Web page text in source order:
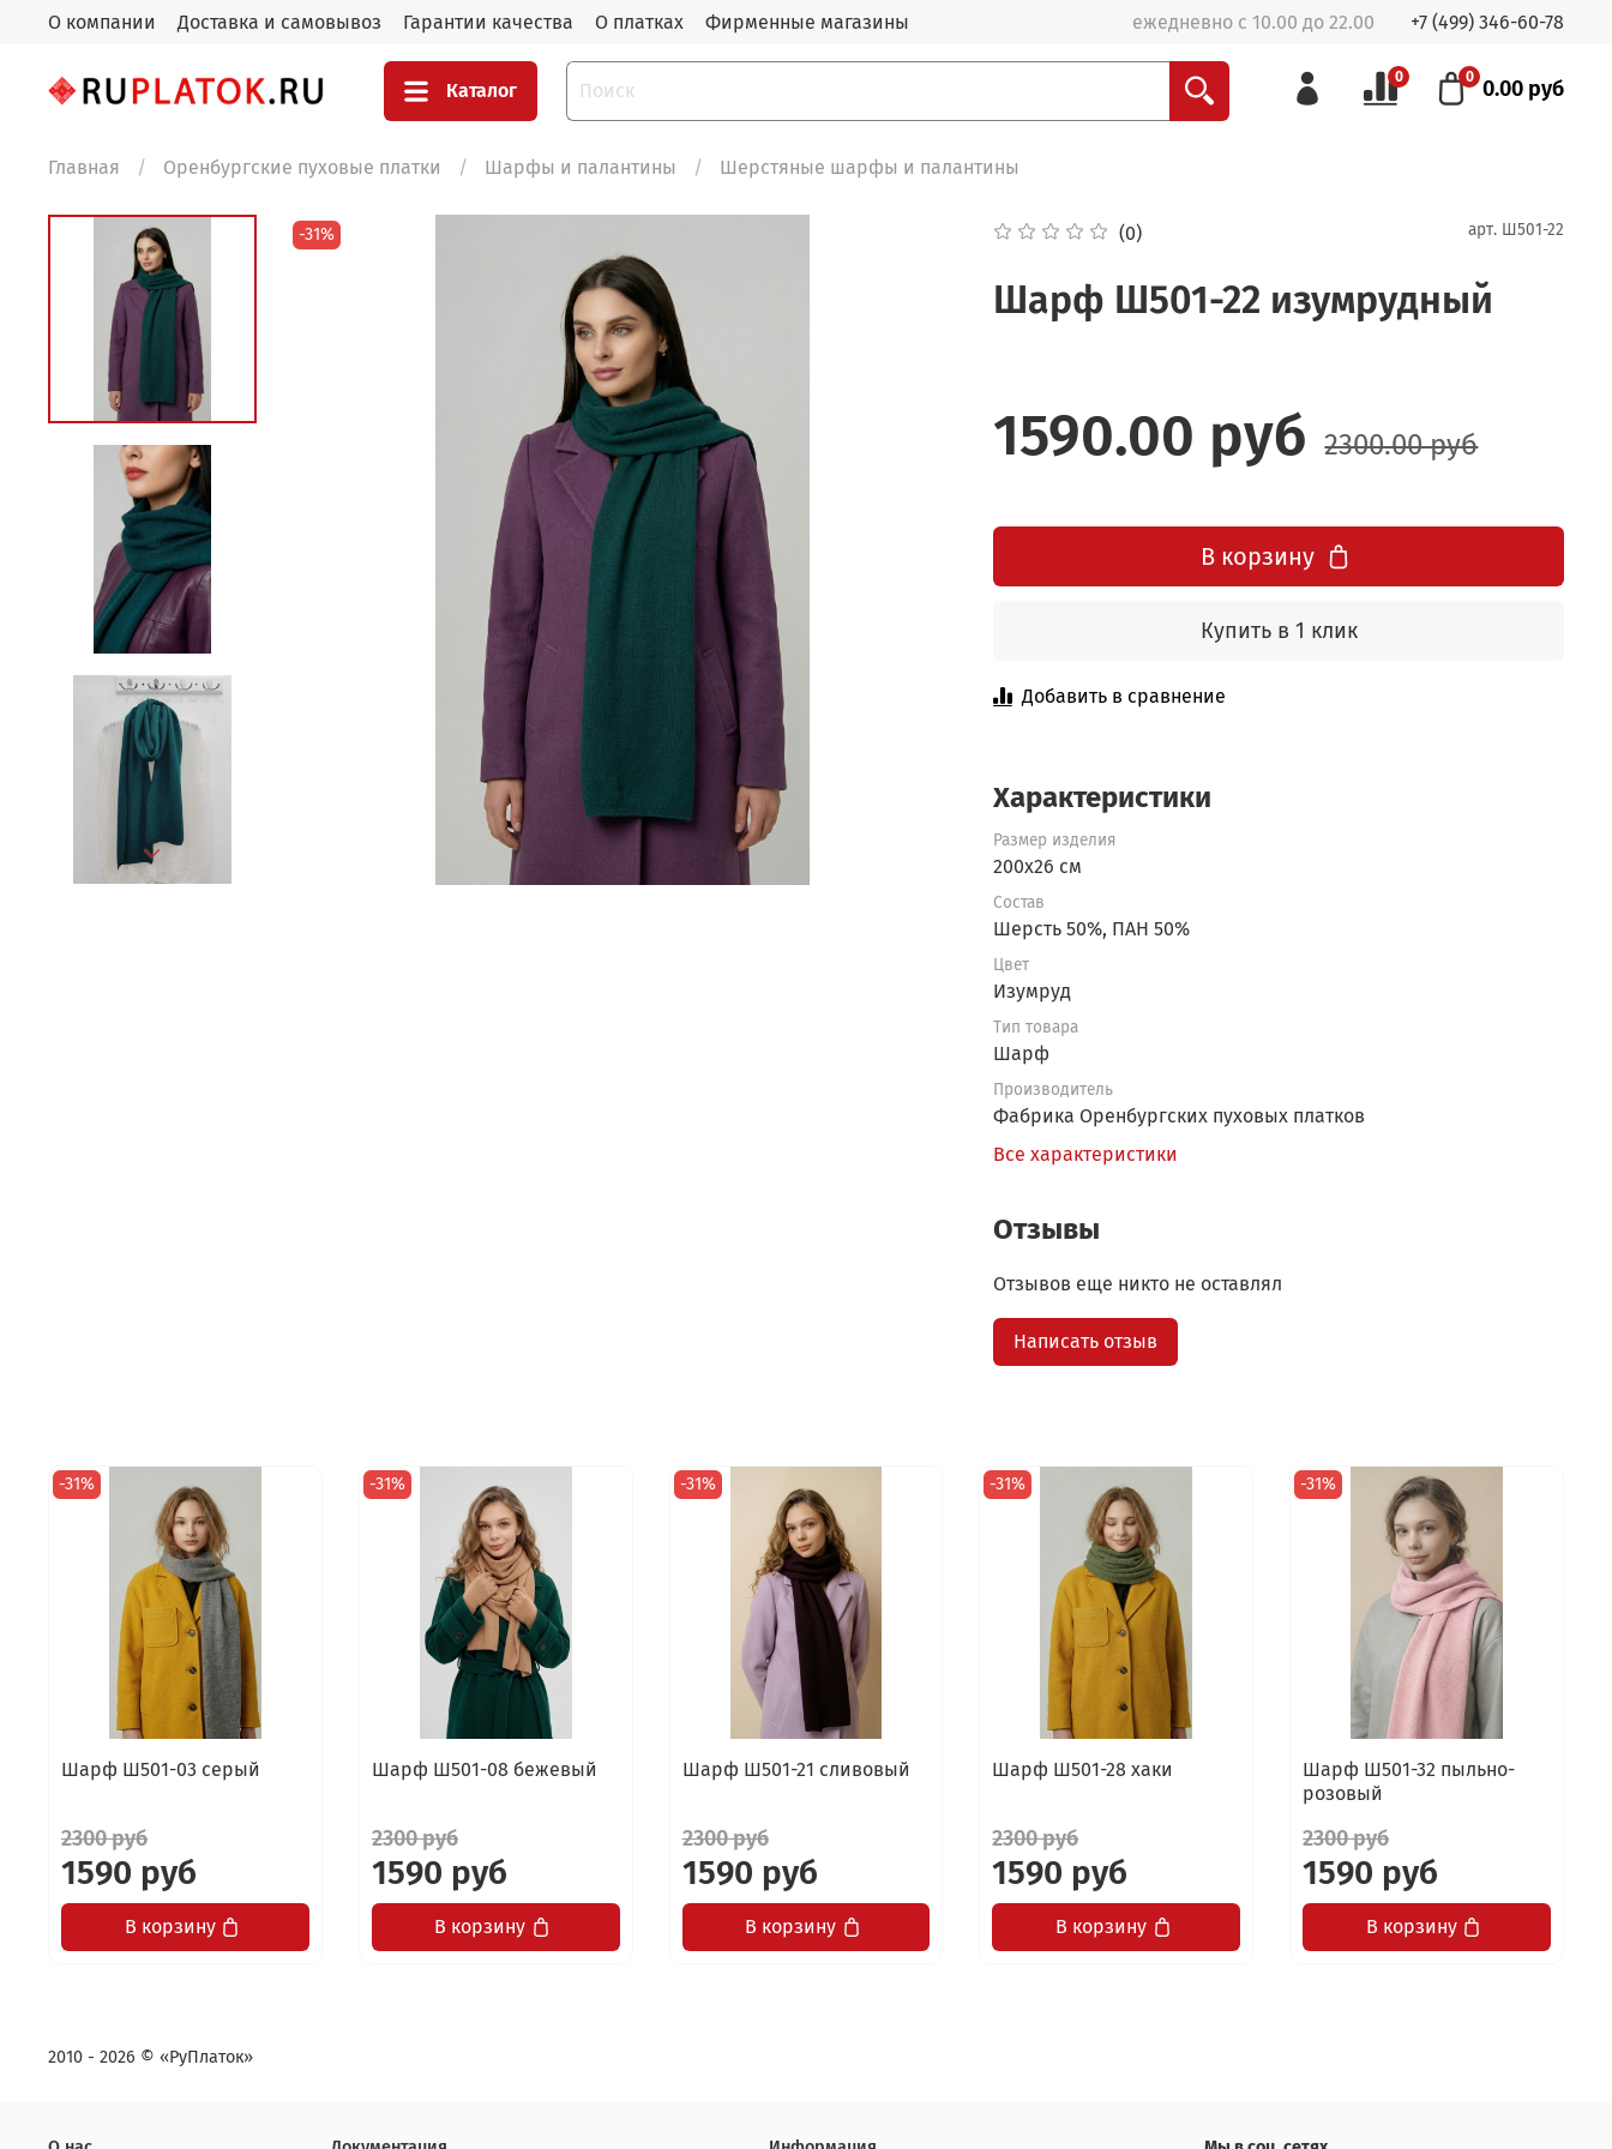
О компании Доставка и самовывоз Гарантии качества О платках Фирменные магазины ежедневно с 10.00 до 22.00 +7 (499) 346-60-78
Каталог
0 0 0.00 руб
Главная Оренбургские пуховые платки Шарфы и палантины Шерстяные шарфы и палантины
-31% (0) арт. Ш501-22
Шарф Ш501-22 изумрудный
1590.00 руб 2300.00 руб
В корзину
Купить в 1 клик
Добавить в сравнение
Характеристики
Размер изделия
200x26 см
Состав
Шерсть 50%, ПАН 50%
Цвет
Изумруд
Тип товара
Шарф
Производитель
Фабрика Оренбургских пуховых платков
Все характеристики
Отзывы
Отзывов еще никто не оставлял
Написать отзыв
-31%
Шарф Ш501-03 серый
2300 руб
1590 руб
В корзину
-31%
Шарф Ш501-08 бежевый
2300 руб
1590 руб
В корзину
-31%
Шарф Ш501-21 сливовый
2300 руб
1590 руб
В корзину
-31%
Шарф Ш501-28 хаки
2300 руб
1590 руб
В корзину
-31%
Шарф Ш501-32 пыльно-
розовый
2300 руб
1590 руб
В корзину
2010 - 2026 © «РуПлаток»